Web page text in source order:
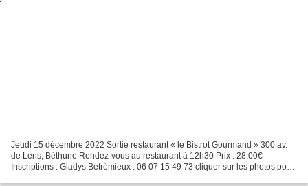
Jeudi 15 décembre 2022 Sortie restaurant « le Bistrot Gourmand » 300 av.
de Lens, Béthune Rendez-vous au restaurant à 12h30 Prix : 28,00€
Inscriptions : Gladys Bétrémieux : 06 07 15 49 73 cliquer sur les photos pour